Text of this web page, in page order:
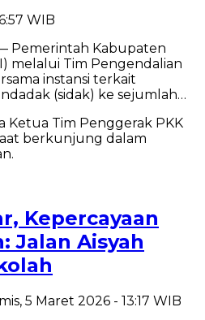
WIB
Pemerintah Kabupaten
melalui Tim Pengendalian
instansi terkait
(sidak) ke sejumlah…
Kepercayaan
Jalan Aisyah
5 Maret 2026 - 13:17 WIB